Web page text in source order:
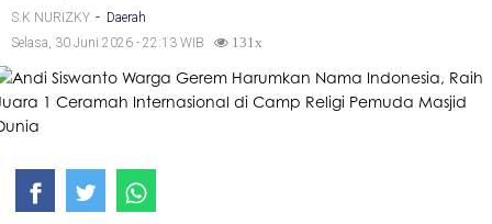
S.K NURIZKY - Daerah
Selasa, 30 Juni 2026 - 22:13 WIB
131x